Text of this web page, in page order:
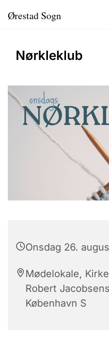
Ørestad Sogn
Nørkleklub
Onsdag 26.
Mødelokale,
Robert
København S